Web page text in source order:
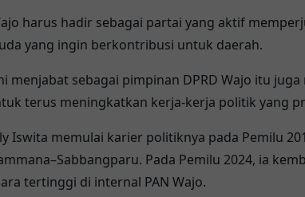
harus hadir sebagai partai yang aktif
yang ingin berkontribusi untuk daerah.
menjabat sebagai pimpinan DPRD Wajo itu
terus meningkatkan kerja-kerja politik yang
Iswita memulai karier politiknya pada Pemilu
Pada Pemilu 2024, ia
tertinggi di internal PAN Wajo.